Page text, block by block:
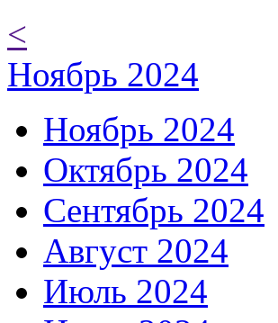
<
Ноябрь 2024
Ноябрь 2024
Октябрь 2024
Сентябрь 2024
Август 2024
Июль 2024